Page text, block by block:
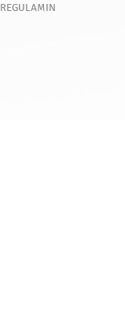
REGULAMIN